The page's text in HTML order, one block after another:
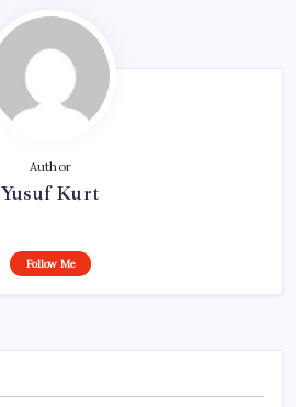
Author
Yusuf Kurt
Follow Me